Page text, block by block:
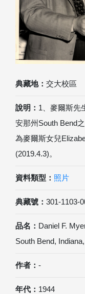
典藏地： 交大校區
說明： 1、麥爾斯先
安那州South Bend
為麥爾斯女兒
(2019.4.3)。
資料類型： 照片
典藏號： 301-1103-
品名： Daniel F.
South Bend,
作者： -
年代： 1944